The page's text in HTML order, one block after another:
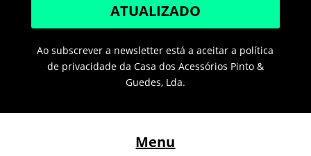
ATUALIZADO
Ao subscrever a newsletter está a aceitar a política
de privacidade da Casa dos Acessórios Pinto &
Guedes, Lda.
Menu